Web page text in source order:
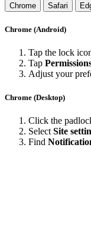
Chrome
Safari
Chrome (Android)
Tap the lock
Tap
Adjust your
Chrome (Desktop)
Click the
Select Site
Find